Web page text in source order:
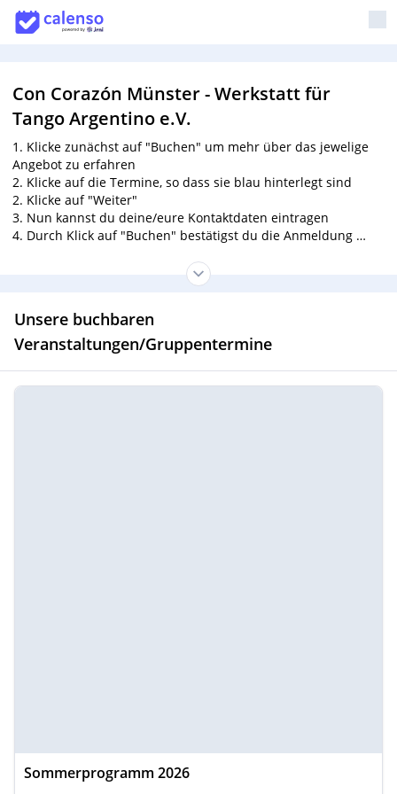
Con Corazón Münster - Werkstatt für
Tango Argentino e.V.
1. Klicke zunächst auf "Buchen" um mehr über das jewelige
Angebot zu erfahren
2. Klicke auf die Termine, so dass sie blau hinterlegt sind
2. Klicke auf "Weiter"
3. Nun kannst du deine/eure Kontaktdaten eintragen
4. Durch Klick auf "Buchen" bestätigst du die Anmeldung
6. Bitte überweist die Kursgebühr
vor Kursbeginn auf das Konto des Vereins:
Con Corazon Werkstatt für Tango Argentino e. V.
IBAN: DE25 4036 1906 5179 1500 01
BIC: GENODEM1IBB
Unsere buchbaren
Veranstaltungen/Gruppentermine
Sommerprogramm 2026